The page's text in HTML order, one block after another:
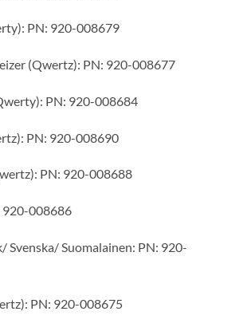
PN: 920-008679
(Qwertz): PN: 920-008677
PN: 920-008684
PN: 920-008690
PN: 920-008688
920-008686
Svenska/ Suomalainen: PN: 920-
PN: 920-008675